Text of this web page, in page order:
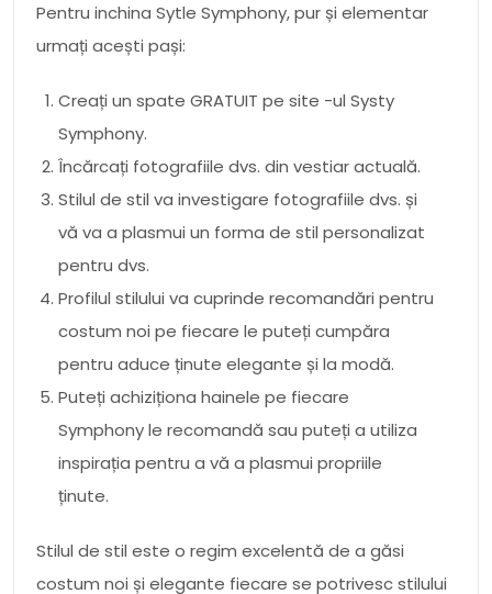
Pentru inchina Sytle Symphony, pur și elementar
urmați acești pași:
Creați un spate GRATUIT pe site -ul Systy
Symphony.
Încărcați fotografiile dvs. din vestiar actuală.
Stilul de stil va investigare fotografiile dvs. și
vă va a plasmui un forma de stil personalizat
pentru dvs.
Profilul stilului va cuprinde recomandări pentru
costum noi pe fiecare le puteți cumpăra
pentru aduce ținute elegante și la modă.
Puteți achiziționa hainele pe fiecare
Symphony le recomandă sau puteți a utiliza
inspirația pentru a vă a plasmui propriile
ținute.
Stilul de stil este o regim excelentă de a găsi
costum noi și elegante fiecare se potrivesc stilului